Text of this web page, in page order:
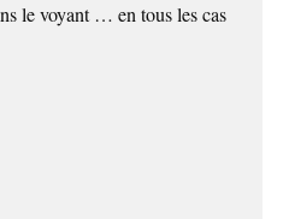
le voyant … en tous les cas